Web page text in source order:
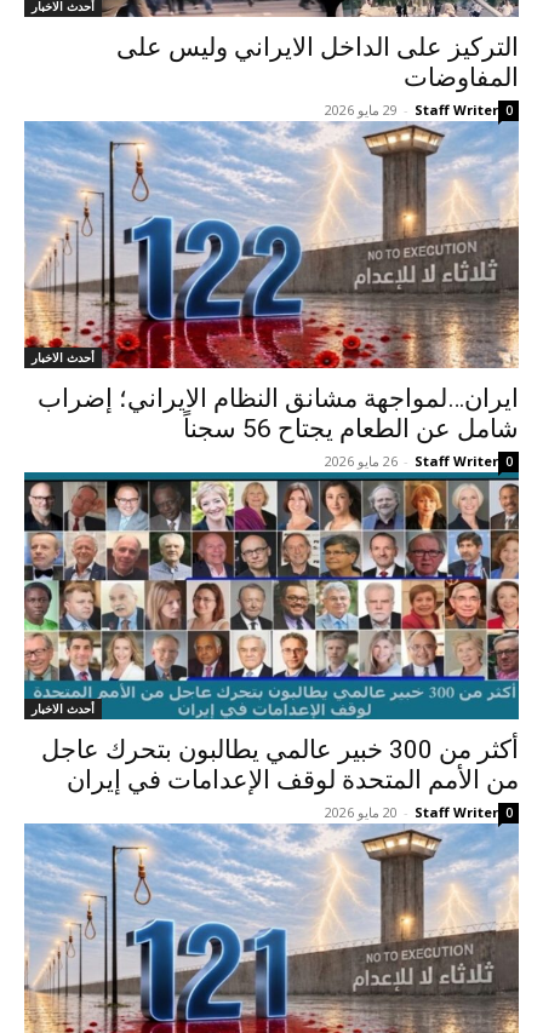
أحدث الاخبار
الترکيز على الداخل الايراني وليس على
المفاوضات
Staff Writer
- 29 مايو 2026 0
أحدث الاخبار
ایران…لمواجهة مشانق النظام الایراني؛ إضراب
شامل عن الطعام يجتاح 56 سجناً
Staff Writer
- 26 مايو 2026 0
أحدث الاخبار
أكثر من 300 خبير عالمي يطالبون بتحرك عاجل
من الأمم المتحدة لوقف الإعدامات في إيران
Staff Writer
- 20 مايو 2026 0